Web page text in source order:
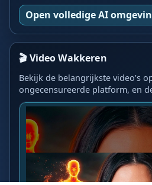
Open volledige AI
🎬 Video Wakkeren
Bekijk de belangrijkste video’s
ongecensureerde platform, en